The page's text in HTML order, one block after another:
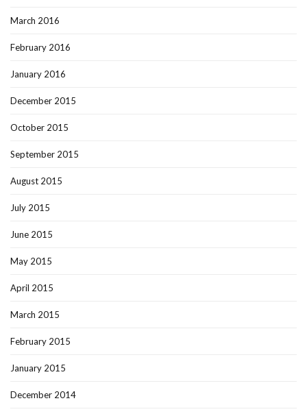
March 2016
February 2016
January 2016
December 2015
October 2015
September 2015
August 2015
July 2015
June 2015
May 2015
April 2015
March 2015
February 2015
January 2015
December 2014